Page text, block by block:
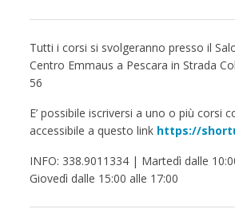
Tutti i corsi si svolgeranno presso il
Centro Emmaus a Pescara in Strada
56
E’ possibile iscriversi a uno o più corsi
accessibile a questo link https://
INFO: 338.9011334 | Martedì dalle
Giovedì dalle 15:00 alle 17:00